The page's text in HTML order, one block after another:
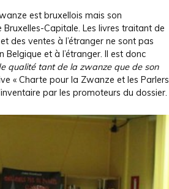
est bruxellois mais son
Capitale. Les livres traitant de
des ventes à l’étranger ne sont pas
Belgique et à l’étranger. Il est donc
qualité tant de lazwanze que de son
« Charte pour la Zwanze et les Parlers
par les promoteurs du dossier.